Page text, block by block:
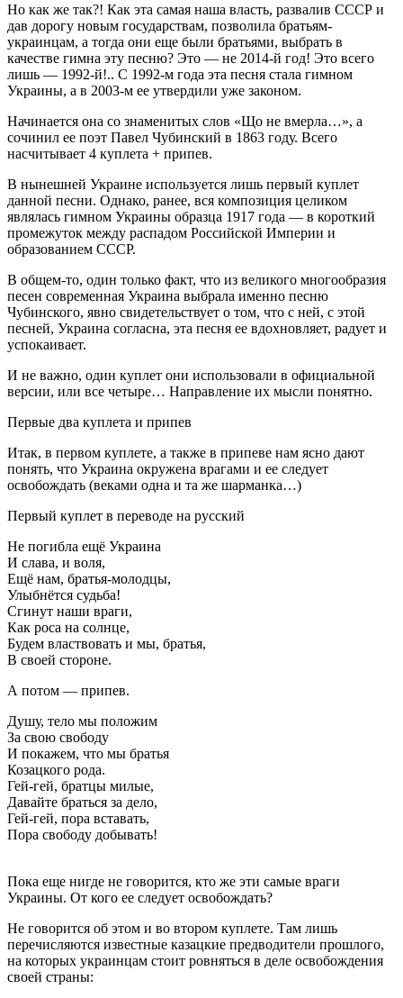
Но как же так?! Как эта самая наша власть, развалив СССР и
дав дорогу новым государствам, позволила братьям-
украинцам, а тогда они еще были братьями, выбрать в
качестве гимна эту песню? Это — не 2014-й год! Это всего
лишь — 1992-й!.. С 1992-м года эта песня стала гимном
Украины, а в 2003-м ее утвердили уже законом.
Начинается она со знаменитых слов «Що не вмерла…», а
сочинил ее поэт Павел Чубинский в 1863 году. Всего
насчитывает 4 куплета + припев.
В нынешней Украине используется лишь первый куплет
данной песни. Однако, ранее, вся композиция целиком
являлась гимном Украины образца 1917 года — в короткий
промежуток между распадом Российской Империи и
образованием СССР.
В общем-то, один только факт, что из великого многообразия
песен современная Украина выбрала именно песню
Чубинского, явно свидетельствует о том, что с ней, с этой
песней, Украина согласна, эта песня ее вдохновляет, радует и
успокаивает.
И не важно, один куплет они использовали в официальной
версии, или все четыре… Направление их мысли понятно.
Первые два куплета и припев
Итак, в первом куплете, а также в припеве нам ясно дают
понять, что Украина окружена врагами и ее следует
освобождать (веками одна и та же шарманка…)
Первый куплет в переводе на русский
Не погибла ещё Украина
И слава, и воля,
Ещё нам, братья-молодцы,
Улыбнётся судьба!
Сгинут наши враги,
Как роса на солнце,
Будем властвовать и мы, братья,
В своей стороне.
А потом — припев.
Душу, тело мы положим
За свою свободу
И покажем, что мы братья
Козацкого рода.
Гей-гей, братцы милые,
Давайте браться за дело,
Гей-гей, пора вставать,
Пора свободу добывать!
Пока еще нигде не говорится, кто же эти самые враги
Украины. От кого ее следует освобождать?
Не говорится об этом и во втором куплете. Там лишь
перечисляются известные казацкие предводители прошлого,
на которых украинцам стоит ровняться в деле освобождения
своей страны: